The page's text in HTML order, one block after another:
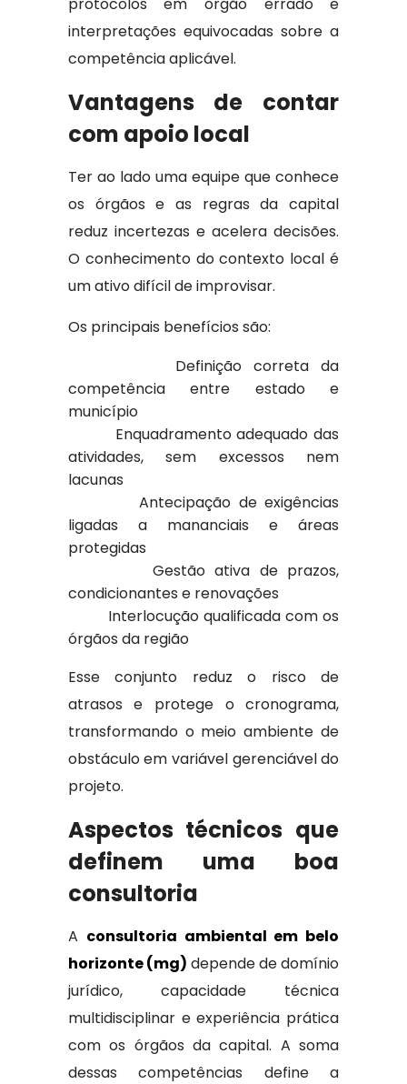
interpretações equivocadas sobre a
competência aplicável.
Vantagens de contar
com apoio local
Ter ao lado uma equipe que conhece
os órgãos e as regras da capital
reduz incertezas e acelera decisões.
O conhecimento do contexto local é
um ativo difícil de improvisar.
Os principais benefícios são:
Definição correta da
competência entre estado e
município
Enquadramento adequado das
atividades, sem excessos nem
lacunas
Antecipação de exigências
ligadas a mananciais e áreas
protegidas
Gestão ativa de prazos,
condicionantes e renovações
Interlocução qualificada com os
órgãos da região
Esse conjunto reduz o risco de
atrasos e protege o cronograma,
transformando o meio ambiente de
obstáculo em variável gerenciável do
projeto.
Aspectos técnicos que
definem uma boa
consultoria
A consultoria ambiental em belo
horizonte (mg) depende de domínio
jurídico, capacidade técnica
multidisciplinar e experiência prática
com os órgãos da capital. A soma
dessas competências define a